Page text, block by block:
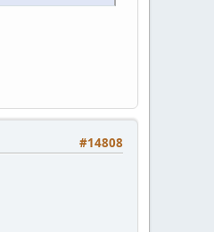
#14808